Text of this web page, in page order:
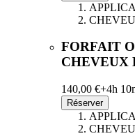
FORFAIT
CHEVEUX
140,00 €+4h
Réserver